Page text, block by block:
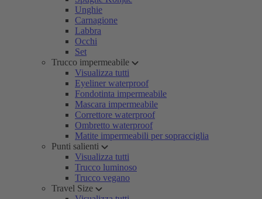
Unghie
Carnagione
Labbra
Occhi
Set
Trucco impermeabile
Visualizza tutti
Eyeliner waterproof
Fondotinta impermeabile
Mascara impermeabile
Correttore waterproof
Ombretto waterproof
Matite impermeabili per sopracciglia
Punti salienti
Visualizza tutti
Trucco luminoso
Trucco vegano
Travel Size